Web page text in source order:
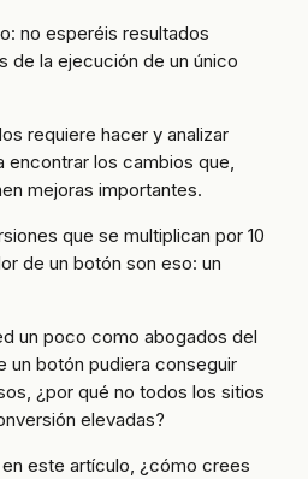
no esperéis resultados
de la ejecución de un único
requiere hacer y analizar
encontrar los cambios que,
mejoras importantes.
que se multiplican por 10
de un botón son eso: un
un poco como abogados del
un botón pudiera conseguir
¿por qué no todos los sitios
elevadas?
este artículo, ¿cómo crees